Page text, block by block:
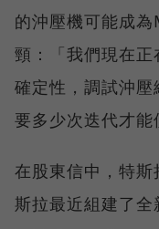
的沖壓機可能成
頸：「我們現在
確定性，調試沖
要多少次迭代才能
在股東信中，特
斯拉最近組建了